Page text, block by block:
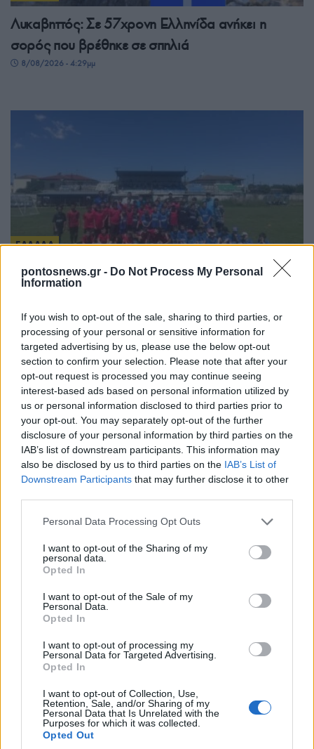
pontosnews.gr - Do Not Process My Personal
Information
If you wish to opt-out of the sale, sharing to third parties, or
processing of your personal or sensitive information for
targeted advertising by us, please use the below opt-out
section to confirm your selection. Please note that after your
opt-out request is processed you may continue seeing
interest-based ads based on personal information utilized by
us or personal information disclosed to third parties prior to
your opt-out. You may separately opt-out of the further
disclosure of your personal information by third parties on the
IAB’s list of downstream participants. This information may
also be disclosed by us to third parties on the IAB’s List of
Downstream Participants that may further disclose it to other
Please note that this website/app uses one or more Google
not limited to your visit or usage behaviour. You may click to
grant or deny consent to Google and its third-party tags to
use your data for below specified purposes in below Google
consent section.
Personal Data Processing Opt Outs
I want to opt-out of the Sharing of my
personal data.
Opted In
I want to opt-out of the Sale of my
Personal Data.
Opted In
I want to opt-out of processing my
Personal Data for Targeted Advertising.
Opted In
I want to opt-out of Collection, Use,
Retention, Sale, and/or Sharing of my
Personal Data that Is Unrelated with the
Purposes for which it was collected.
Opted Out
Λυκαβηττός: Σε 57χρονη Ελληνίδα ανήκει η
σορός που βρέθηκε σε σπηλιά
8/08/2026 - 4:29μμ
ΕΛΛΑΔΑ
Παραδοσιακή μουσική βραδιά «Θράκη –
Κορινού
8/08/2026 - 3:00μμ
ΕΛΛΑΔΑ
Λυκαβηττός: Εντοπισμός ανθρώπινης σορού σε
σπηλιά στους Αγίους Ισιδώρους